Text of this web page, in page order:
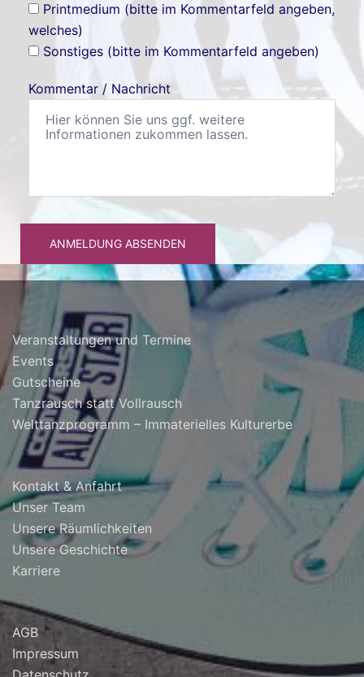
Printmedium (bitte im Kommentarfeld angeben,
welches)
Sonstiges (bitte im Kommentarfeld angeben)
Kommentar / Nachricht
ANMELDUNG ABSENDEN
Veranstaltungen und Termine
Events
Gutscheine
Tanzrausch statt Vollrausch
Welttanzprogramm – Immaterielles Kulturerbe
Kontakt & Anfahrt
Unser Team
Unsere Räumlichkeiten
Unsere Geschichte
Karriere
AGB
Impressum